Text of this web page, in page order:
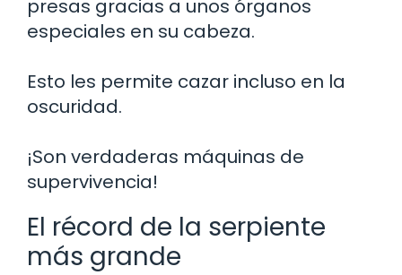
presas gracias a unos órganos
especiales en su cabeza.
Esto les permite cazar incluso en la
oscuridad.
¡Son verdaderas máquinas de
supervivencia!
El récord de la serpiente
más grande